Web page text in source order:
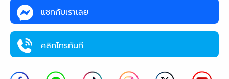
แชทกับเราเลย
คลิกโทรทันที